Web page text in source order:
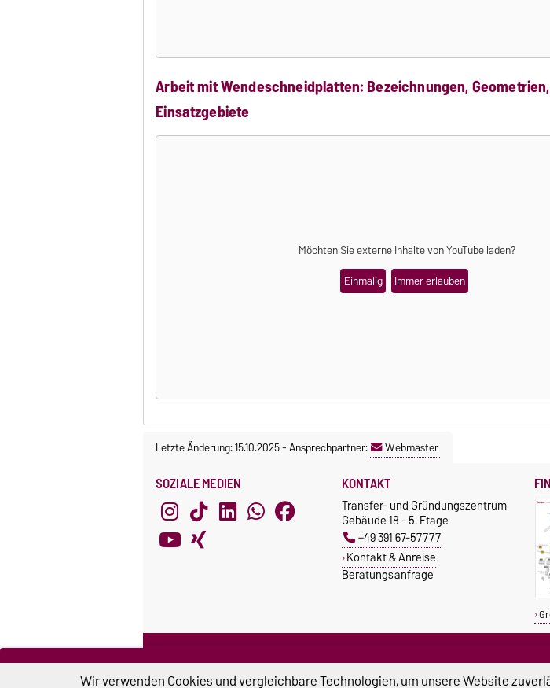
Arbeit mit Wendeschneidplatten: Bezeichnungen,
Einsatzgebiete
Möchten Sie externe Inhalte vonYouTubeladen?
Einmalig
Immer erlauben
Letzte Änderung: 15.10.2025-Ansprechpartner: Webmaster
SOZIALE MEDIEN KONTAKT
Transfer- und Gründungszentrum
Gebäude 18 - 5. Etage
+49 391 67-57777
Kontakt & Anreise
Beratungsanfrage
Forschungsportal Sachsen-
MakerLabs
Wir verwenden Cookies und vergleichbare Technologien, um unsere Website